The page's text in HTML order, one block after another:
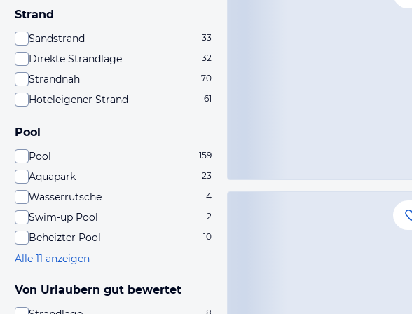
Strand
Sandstrand 33
Direkte Strandlage 32
Strandnah 70
Hoteleigener Strand 61
Pool
Pool 159
Aquapark 23
Wasserrutsche 4
Swim-up Pool 2
Beheizter Pool 10
Alle 11 anzeigen
Von Urlaubern gut bewertet